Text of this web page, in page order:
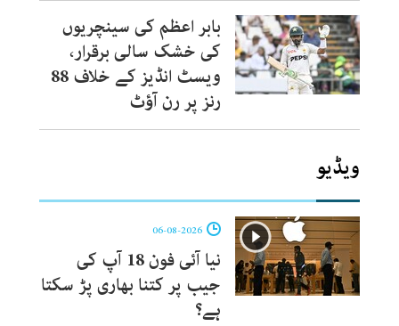
بابر اعظم کی سینچریوں
کی خشک سالی برقرار،
ویسٹ انڈیز کے خلاف 88
رنز پر رن آؤٹ
ویڈیو
نیا آئی فون 18 آپ کی
جیب پر کتنا بھاری پڑ سکتا
ہے؟